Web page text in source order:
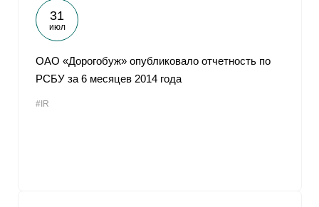
31
июл
ОАО «Дорогобуж» опубликовало отчетность по
РСБУ за 6 месяцев 2014 года
#IR